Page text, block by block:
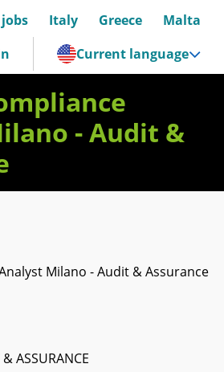
Italy Greece
Malta
Current language
- Audit &
Milano - Audit & Assurance
ASSURANCE